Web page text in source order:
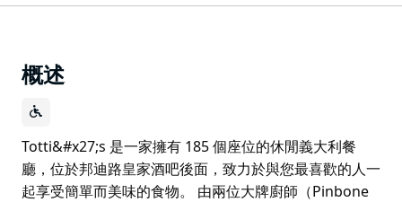
概述
Totti&#x27;s 是一家擁有 185 個座位的休閒義大利餐
廳，位於邦迪路皇家酒吧後面，致力於與您最喜歡的人一
起享受簡單而美味的食物。 由兩位大牌廚師（Pinbone